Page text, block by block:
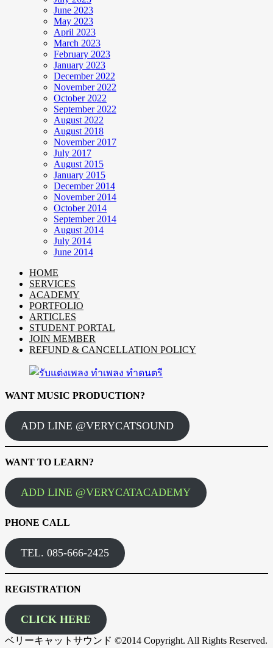
June 2023
May 2023
April 2023
March 2023
February 2023
January 2023
December 2022
November 2022
October 2022
September 2022
August 2022
August 2018
November 2017
July 2017
August 2015
January 2015
December 2014
November 2014
October 2014
September 2014
August 2014
July 2014
June 2014
HOME
SERVICES
ACADEMY
PORTFOLIO
ARTICLES
STUDENT PORTAL
JOIN MEMBER
REFUND & CANCELLATION POLICY
WANT MUSIC PRODUCTION?
ADD LINE @VERYCATSOUND
WANT TO LEARN?
ADD LINE @VERYCATACADEMY
PHONE CALL
TEL. 085-666-2425
REGISTRATION
CLICK HERE
ベリーキャットサウンド ©2014 Copyright. All Rights Reserved.